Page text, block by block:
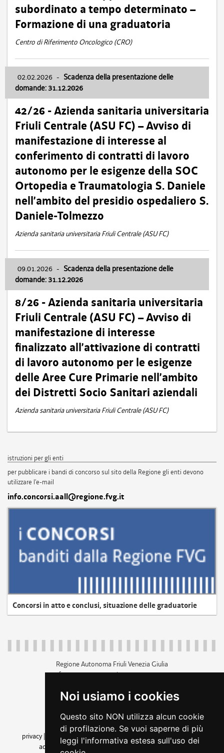
Noi usiamo i cookies
Questo sito NON utilizza alcun cookie
di profilazione. Se vuoi saperne di più
leggi l'informativa estesa sull'uso dei
subordinato a tempo determinato –
Formazione di una graduatoria
Centro di Riferimento Oncologico (CRO)
02.02.2026 - Scadenza della presentazione delle
domande: 31.12.2026
42/26 - Azienda sanitaria universitaria
Friuli Centrale (ASU FC) – Avviso di
manifestazione di interesse al
conferimento di contratti di lavoro
autonomo per le esigenze della SOC
Ortopedia e Traumatologia S. Daniele
nell’ambito del presidio ospedaliero S.
Daniele-Tolmezzo
Azienda sanitaria universitaria Friuli Centrale (ASU FC)
09.01.2026 - Scadenza della presentazione delle
domande: 31.12.2026
8/26 - Azienda sanitaria universitaria
Friuli Centrale (ASU FC) – Avviso di
manifestazione di interesse
finalizzato all’attivazione di contratti
di lavoro autonomo per le esigenze
delle Aree Cure Primarie nell’ambito
dei Distretti Socio Sanitari aziendali
Azienda sanitaria universitaria Friuli Centrale (ASU FC)
istruzioni per gli enti
per pubblicare i bandi di concorso sul sito della Regione gli enti devono
utilizzare l'e-mail
info.concorsi.aall@regione.fvg.it
Concorsi in atto e conclusi, situazione delle graduatorie
Regione Autonoma Friuli Venezia Giulia
c.f. 80014930327; p.iva 00526040324
+39 040 3771111
amministrazione trasparente
privacy
cookie |note legali accessibilità
dichiarazione di
accessibilità| feedback cambio preferenze cookie